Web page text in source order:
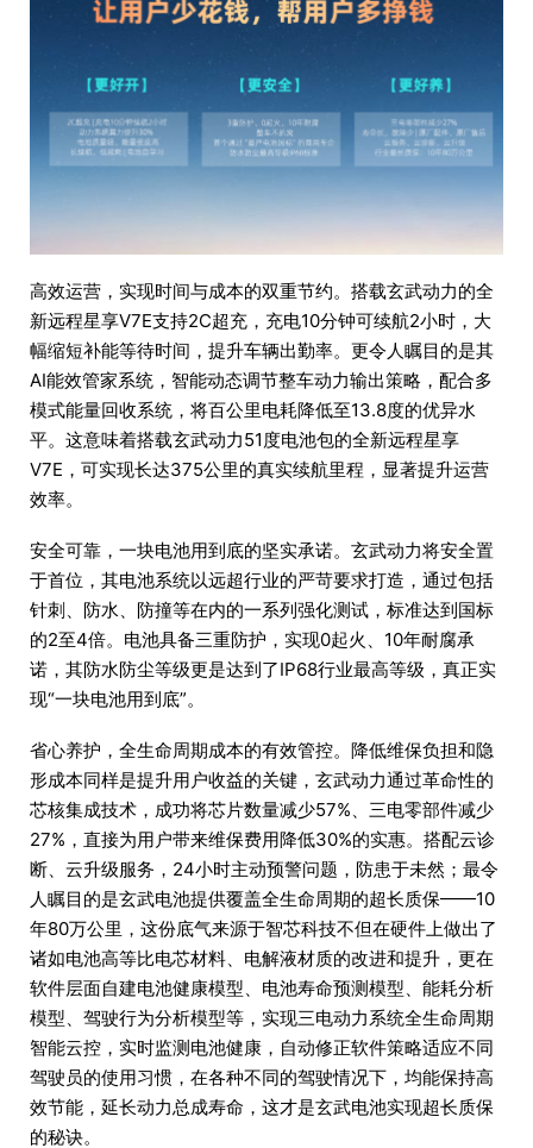
高效运营，实现时间与成本的双重节约。搭载玄武动力的全
新远程星享V7E支持2C超充，充电10分钟可续航2小时，大
幅缩短补能等待时间，提升车辆出勤率。更令人瞩目的是其
AI能效管家系统，智能动态调节整车动力输出策略，配合多
模式能量回收系统，将百公里电耗降低至13.8度的优异水
平。这意味着搭载玄武动力51度电池包的全新远程星享
V7E，可实现长达375公里的真实续航里程，显著提升运营
效率。
安全可靠，一块电池用到底的坚实承诺。玄武动力将安全置
于首位，其电池系统以远超行业的严苛要求打造，通过包括
针刺、防水、防撞等在内的一系列强化测试，标准达到国标
的2至4倍。电池具备三重防护，实现0起火、10年耐腐承
诺，其防水防尘等级更是达到了IP68行业最高等级，真正实
现“一块电池用到底”。
省心养护，全生命周期成本的有效管控。降低维保负担和隐
形成本同样是提升用户收益的关键，玄武动力通过革命性的
芯核集成技术，成功将芯片数量减少57%、三电零部件减少
27%，直接为用户带来维保费用降低30%的实惠。搭配云诊
断、云升级服务，24小时主动预警问题，防患于未然；最令
人瞩目的是玄武电池提供覆盖全生命周期的超长质保——10
年80万公里，这份底气来源于智芯科技不但在硬件上做出了
诸如电池高等比电芯材料、电解液材质的改进和提升，更在
软件层面自建电池健康模型、电池寿命预测模型、能耗分析
模型、驾驶行为分析模型等，实现三电动力系统全生命周期
智能云控，实时监测电池健康，自动修正软件策略适应不同
驾驶员的使用习惯，在各种不同的驾驶情况下，均能保持高
效节能，延长动力总成寿命，这才是玄武电池实现超长质保
的秘诀。